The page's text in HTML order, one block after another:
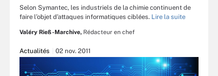
Selon Symantec, les industriels de la chimie continuent de
faire l’objet d’attaques informatiques ciblées. Lire la suite
Valéry Rieß-Marchive, Rédacteur en chef
Actualités 02 nov. 2011